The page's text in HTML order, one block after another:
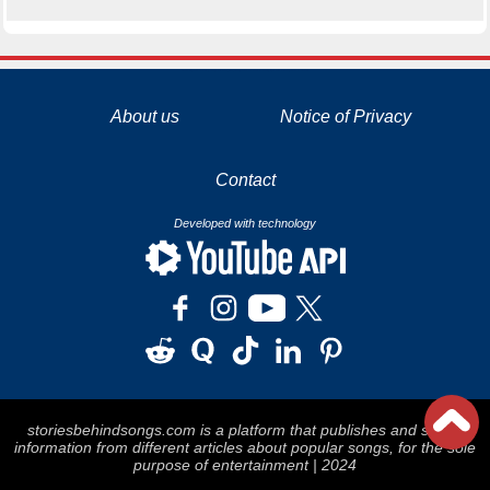
About us Notice of Privacy
Contact
Developed with technology
storiesbehindsongs.com is a platform that publishes and stores
information from different articles about popular songs, for the sole
purpose of entertainment | 2024